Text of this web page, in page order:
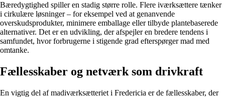
Bæredygtighed spiller en stadig større rolle. Flere iværksættere tænker
i cirkulære løsninger – for eksempel ved at genanvende
overskudsprodukter, minimere emballage eller tilbyde plantebaserede
alternativer. Det er en udvikling, der afspejler en bredere tendens i
samfundet, hvor forbrugerne i stigende grad efterspørger mad med
omtanke.
Fællesskaber og netværk som drivkraft
En vigtig del af madiværksætteriet i Fredericia er de fællesskaber, der